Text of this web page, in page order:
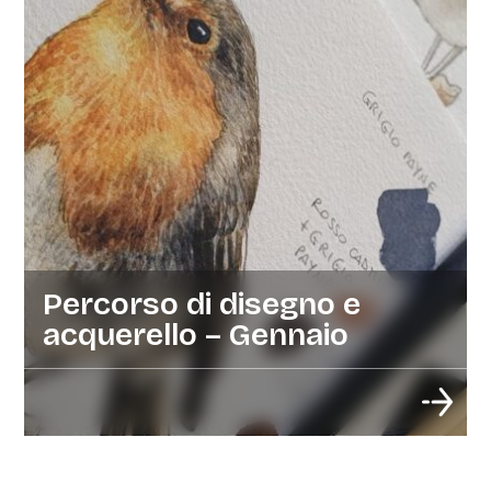
Percorso di disegno e
acquerello – Gennaio